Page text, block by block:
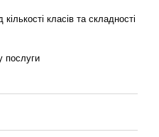
класів та складності
послуги